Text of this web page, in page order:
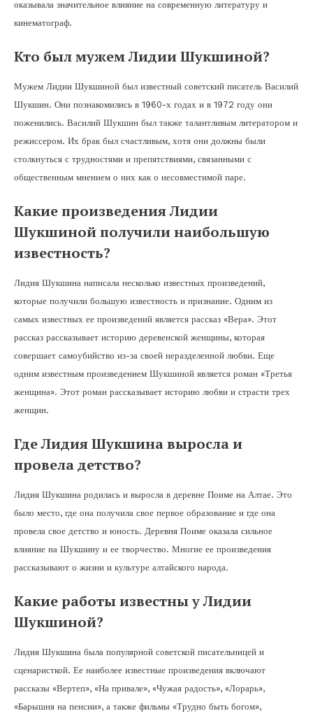
оказывала значительное влияние на современную литературу и
кинематограф.
Кто был мужем Лидии Шукшиной?
Мужем Лидии Шукшиной был известный советский писатель Василий
Шукшин. Они познакомились в 1960-х годах и в 1972 году они
поженились. Василий Шукшин был также талантливым литератором и
режиссером. Их брак был счастливым, хотя они должны были
столкнуться с трудностями и препятствиями, связанными с
общественным мнением о них как о несовместимой паре.
Какие произведения Лидии
Шукшиной получили наибольшую
известность?
Лидия Шукшина написала несколько известных произведений,
которые получили большую известность и признание. Одним из
самых известных ее произведений является рассказ «Вера». Этот
рассказ рассказывает историю деревенской женщины, которая
совершает самоубийство из-за своей неразделенной любви. Еще
одним известным произведением Шукшиной является роман «Третья
женщина». Этот роман рассказывает историю любви и страсти трех
женщин.
Где Лидия Шукшина выросла и
провела детство?
Лидия Шукшина родилась и выросла в деревне Поиме на Алтае. Это
было место, где она получила свое первое образование и где она
провела свое детство и юность. Деревня Поиме оказала сильное
влияние на Шукшину и ее творчество. Многие ее произведения
рассказывают о жизни и культуре алтайского народа.
Какие работы известны у Лидии
Шукшиной?
Лидия Шукшина была популярной советской писательницей и
сценаристкой. Ее наиболее известные произведения включают
рассказы «Вертеп», «На привале», «Чужая радость», «Лорарь»,
«Барышня на пенсии», а также фильмы «Трудно быть богом»,